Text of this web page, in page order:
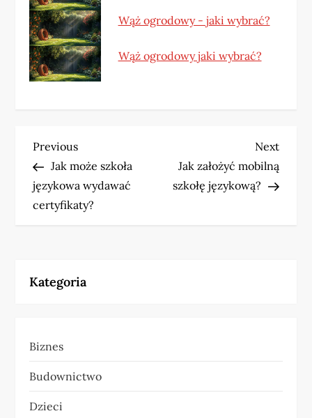
Wąż ogrodowy - jaki wybrać?
Wąż ogrodowy jaki wybrać?
N
a
w
g
c
j
a
Previous
Post
Previous
Jak może szkoła
językowa wydawać
certyfikaty?
Next
Post
Next
Jak założyć mobilną
szkołę językową?
Kategoria
Biznes
Budownictwo
Dzieci